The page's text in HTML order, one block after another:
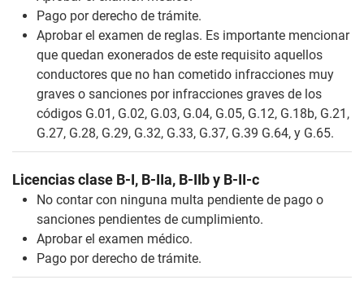
Pago por derecho de trámite.
Aprobar el examen de reglas. Es importante mencionar
que quedan exonerados de este requisito aquellos
conductores que no han cometido infracciones muy
graves o sanciones por infracciones graves de los
códigos G.01, G.02, G.03, G.04, G.05, G.12, G.18b, G.21,
G.27, G.28, G.29, G.32, G.33, G.37, G.39 G.64, y G.65.
Licencias clase B-I, B-IIa, B-IIb y B-II-c
No contar con ninguna multa pendiente de pago o
sanciones pendientes de cumplimiento.
Aprobar el examen médico.
Pago por derecho de trámite.